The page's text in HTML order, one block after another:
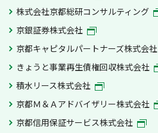
株式会社京都総研コンサルティング
京銀証券株式会社
京都キャピタルパートナーズ株式会社
きょうと事業再生債権回収株式会社
積水リース株式会社
京都Ｍ＆Ａアドバイザリー株式会社
京都信用保証サービス株式会社